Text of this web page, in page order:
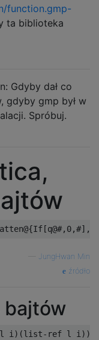
function.gmp-
ta biblioteka
Gdyby dał co
gdyby gmp był w
Spróbuj.
JungHwan Min
źródło
bajtów
ref l